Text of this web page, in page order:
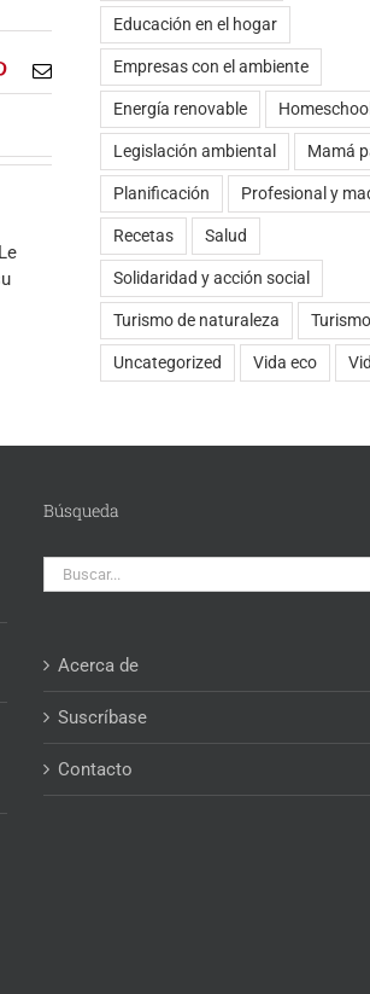
PinterestCorreo
electrónico
Educación en el hogar
Empresas con el ambiente
Energía renovable
Legislación ambiental Mamá
Planificación Profesional y
Recetas Salud
Solidaridad y acción social
Turismo de naturaleza
Uncategorized Vida eco
Búsqueda
Buscar:
Acerca de
Suscríbase
Contacto